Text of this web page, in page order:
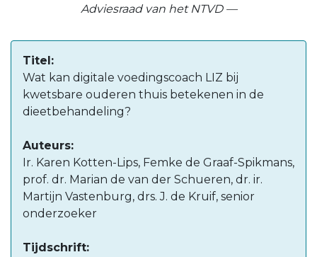
Adviesraad van het NTVD —
Titel:
Wat kan digitale voedingscoach LIZ bij
kwetsbare ouderen thuis betekenen in de
dieetbehandeling?
Auteurs:
Ir. Karen Kotten-Lips, Femke de Graaf-Spikmans,
prof. dr. Marian de van der Schueren, dr. ir.
Martijn Vastenburg, drs. J. de Kruif, senior
onderzoeker
Tijdschrift: